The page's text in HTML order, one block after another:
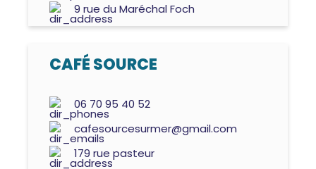
9 rue du Maréchal Foch
CAFÉ SOURCE
06 70 95 40 52
cafesourcesurmer@gmail.com
179 rue pasteur